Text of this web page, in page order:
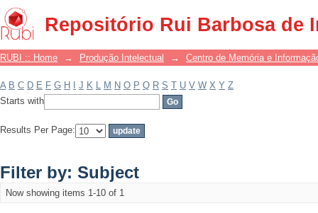
Repositório Rui Barbosa de
Filter by: Subject
RUBI :: Home → Produção Intelectual → Centro de Memória e
A B C D E F G H J K L M N O P Q R S T U V W X Y Z
Starts with
Results Per Page:
Filter by: Subject
Now showing items 1-10 of 1